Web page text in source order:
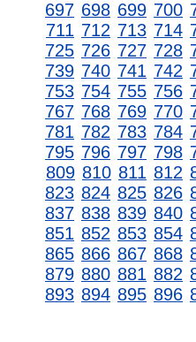
697 698 699 700
711 712 713 714
725 726 727 728
739 740 741 742
753 754 755 756
767 768 769 770
781 782 783 784
795 796 797 798
809 810 811 812
823 824 825 826
837 838 839 840
851 852 853 854
865 866 867 868
879 880 881 882
893 894 895 896